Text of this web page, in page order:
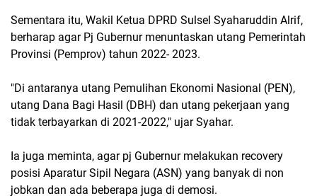
Sementara itu, Wakil Ketua DPRD Sulsel Syaharuddin Alrif,
berharap agar Pj Gubernur menuntaskan utang Pemerintah
Provinsi (Pemprov) tahun 2022- 2023.
"Di antaranya utang Pemulihan Ekonomi Nasional (PEN),
utang Dana Bagi Hasil (DBH) dan utang pekerjaan yang
tidak terbayarkan di 2021-2022," ujar Syahar.
Ia juga meminta, agar pj Gubernur melakukan recovery
posisi Aparatur Sipil Negara (ASN) yang banyak di non
jobkan dan ada beberapa juga di demosi.